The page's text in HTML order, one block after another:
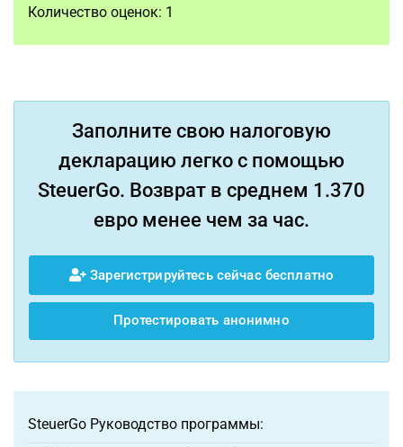
Количество оценок: 1
Заполните свою налоговую
декларацию легко с помощью
SteuerGo. Возврат в среднем 1.370
евро менее чем за час.
Зарегистрируйтесь сейчас бесплатно
Протестировать анонимно
SteuerGo Руководство программы: